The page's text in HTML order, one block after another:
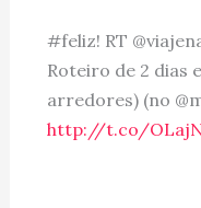
#feliz! RT
Roteiro de 2 dias
arredores) (no
http://t.co/